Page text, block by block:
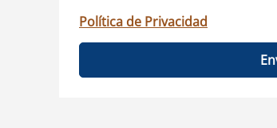
Política de Privacidad